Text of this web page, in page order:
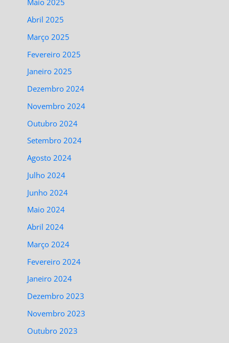
Maio 2025
Abril 2025
Março 2025
Fevereiro 2025
Janeiro 2025
Dezembro 2024
Novembro 2024
Outubro 2024
Setembro 2024
Agosto 2024
Julho 2024
Junho 2024
Maio 2024
Abril 2024
Março 2024
Fevereiro 2024
Janeiro 2024
Dezembro 2023
Novembro 2023
Outubro 2023